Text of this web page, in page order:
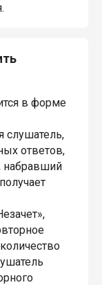
в форме
слушатель,
ответов,
набравший